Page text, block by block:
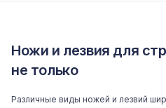
Ножи и лезвия для
не только
Различные виды ножей и лезвий